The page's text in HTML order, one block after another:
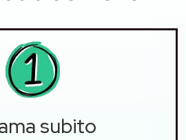
subito